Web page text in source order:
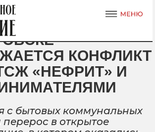
КОНФЛИКТ
«НЕФРИТ» И
с бытовых коммунальных
в открытое